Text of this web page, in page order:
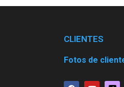
CLIENTES
Fotos de
F Y